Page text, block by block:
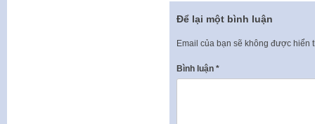
Để lại một bình luận
Email của bạn sẽ không được hiển
Bình luận *